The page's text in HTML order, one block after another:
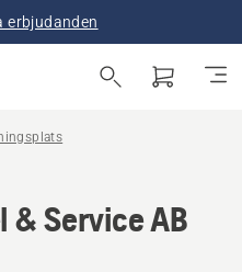
erbjudanden
& Service AB